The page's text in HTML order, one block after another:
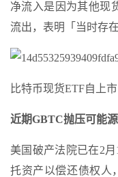
净流入是因为其他现
流出，表明「当时存
比特币现货ETF自上
近期GBTC抛压可能
美国破产法院已在2
托资产以偿还债权人